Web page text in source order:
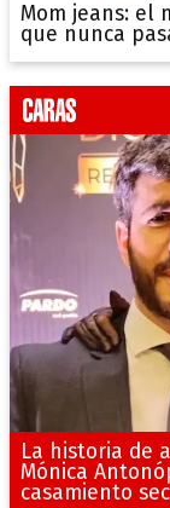
Mom jeans: el
que nunca
La historia de
Mónica
casamiento